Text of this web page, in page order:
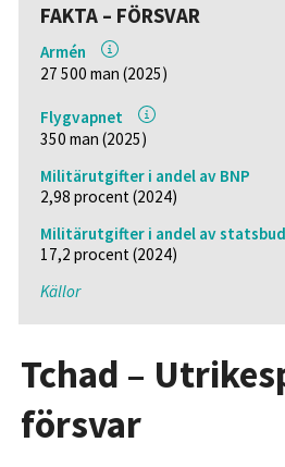
FAKTA – FÖRSVAR
Armén
27 500 man (2025)
Flygvapnet
350 man (2025)
Militärutgifter i andel av BNP
2,98 procent (2024)
Militärutgifter i andel av
17,2 procent (2024)
Källor
Tchad –
försvar